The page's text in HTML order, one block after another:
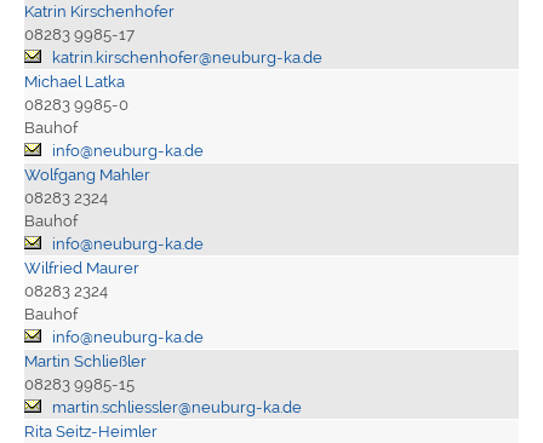
Katrin Kirschenhofer
08283 9985-17
katrin.kirschenhofer@neuburg-ka.de
Michael Latka
08283 9985-0
Bauhof
info@neuburg-ka.de
Wolfgang Mahler
08283 2324
Bauhof
info@neuburg-ka.de
Wilfried Maurer
08283 2324
Bauhof
info@neuburg-ka.de
Martin Schließler
08283 9985-15
martin.schliessler@neuburg-ka.de
Rita Seitz-Heimler